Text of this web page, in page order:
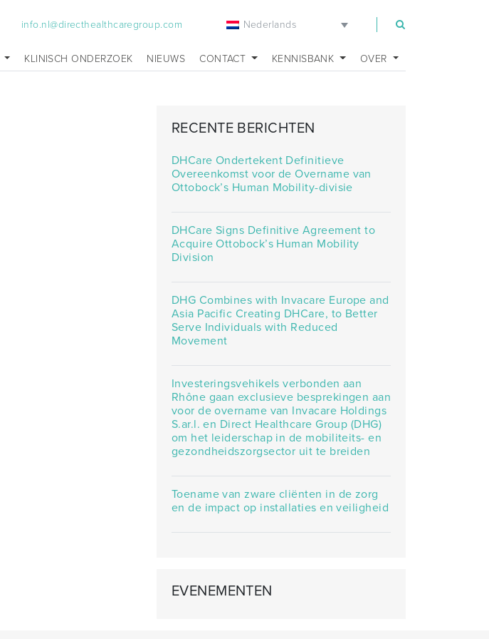
info.nl@directhealthcaregroup.com Nederlands
KLINISCH ONDERZOEK NIEUWS CONTACT KENNISBANK OVER
RECENTE BERICHTEN
DHCare Ondertekent Definitieve
Overeenkomst voor de Overname van
Ottobock’s Human Mobility-divisie
DHCare Signs Definitive Agreement to
Acquire Ottobock’s Human Mobility
Division
DHG Combines with Invacare Europe and
Asia Pacific Creating DHCare, to Better
Serve Individuals with Reduced
Movement
Investeringsvehikels verbonden aan
Rhône gaan exclusieve besprekingen aan
voor de overname van Invacare Holdings
S.ar.l. en Direct Healthcare Group (DHG)
om het leiderschap in de mobiliteits- en
gezondheidszorgsector uit te breiden
Toename van zware cliënten in de zorg
en de impact op installaties en veiligheid
EVENEMENTEN